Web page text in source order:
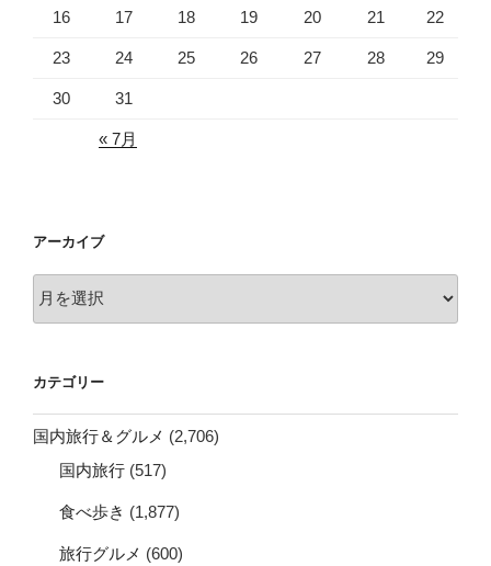
16 17 18 19 20 21 22
23 24 25 26 27 28 29
30 31
« 7月
アーカイブ
ー
ブ
カテゴリー
国内旅行＆グルメ (2,706)
国内旅行 (517)
食べ歩き (1,877)
旅行グルメ (600)